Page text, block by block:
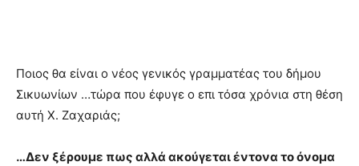
Ποιος θα είναι ο νέος γενικός γραμματέας του δήμου
Σικυωνίων …τώρα που έφυγε ο επι τόσα χρόνια στη θέση
αυτή Χ. Ζαχαριάς;
…Δεν ξέρουμε πως αλλά ακούγεται έντονα το όνομα